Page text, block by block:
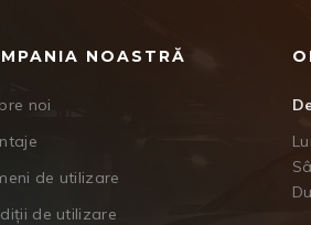
NOASTRĂ
noi
de utilizare
de utilizare